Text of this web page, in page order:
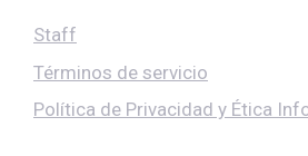
Staff
Términos de servicio
Política de Privacidad y Ética